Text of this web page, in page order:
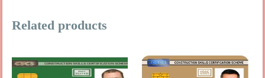
Related products